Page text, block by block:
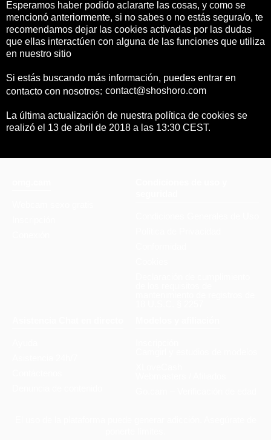
Esperamos haber podido aclararte las cosas, y como se
mencionó anteriormente, si no sabes o no estás segura/o, te
recomendamos dejar las cookies activadas por las dudas
que ellas interactúen con alguna de las funciones que utiliza
en nuestro sitio
Si estás buscando más información, puedes entrar en
contacto con nosotros:
La última actualización de nuestra política de cookies se
realizó el 13 de abril de 2018 a las 13:30 CEST.